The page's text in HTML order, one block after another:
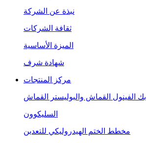
نبذة عن الشركة
ثقافة الشركات
الميزة الأساسية
شهادة شرف
مركز المنتجات
بك الفينول القماش والبوليستر القماش
السليكوون
مخطط الختم الهيدروليكي للتعدين